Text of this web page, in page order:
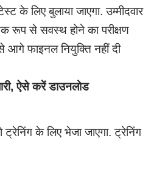
के लिए बुलाया जाएगा. उम्मीदवार
रूप से सवस्थ होने का परीक्षण
आगे फाइनल नियुक्ति नहीं दी
ऐसे करें डाउनलोड
के लिए भेजा जाएगा. ट्रेनिंग